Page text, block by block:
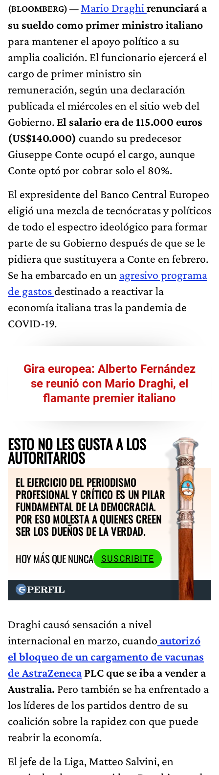
Mario Draghi renunciará a
su sueldo como primer ministro italiano
para mantener el apoyo político a su
amplia coalición. El funcionario ejercerá el
cargo de primer ministro sin
remuneración, según una declaración
publicada el miércoles en el sitio web del
Gobierno. El salario era de 115.000 euros
(US$140.000) cuando su predecesor
Giuseppe Conte ocupó el cargo, aunque
Conte optó por cobrar solo el 80%.
El expresidente del Banco Central Europeo
eligió una mezcla de tecnócratas y políticos
de todo el espectro ideológico para formar
parte de su Gobierno después de que se le
pidiera que sustituyera a Conte en febrero.
Se ha embarcado en un agresivo programa
de gastos destinado a reactivar la
economía italiana tras la pandemia de
COVID-19.
Gira europea: Alberto Fernández
se reunió con Mario Draghi, el
flamante premier italiano
ESTO NO LES GUSTA A LOS
AUTORITARIOS
EL EJERCICIO DEL PERIODISMO
PROFESIONAL Y CRÍTICO ES UN PILAR
FUNDAMENTAL DE LA DEMOCRACIA.
POR ESO MOLESTA A QUIENES CREEN
SER LOS DUEÑOS DE LA VERDAD.
HOY MÁS QUE NUNCA
SUSCRIBITE
Draghi causó sensación a nivel
internacional en marzo, cuando autorizó
el bloqueo de un cargamento de vacunas
de AstraZenecaPLC que se iba a vender a
Australia. Pero también se ha enfrentado a
los líderes de los partidos dentro de su
coalición sobre la rapidez con que puede
reabrir la economía.
El jefe de la Liga, Matteo Salvini, en